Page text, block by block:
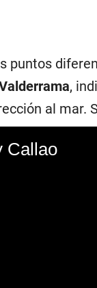
puntos
,
al mar.
Callao